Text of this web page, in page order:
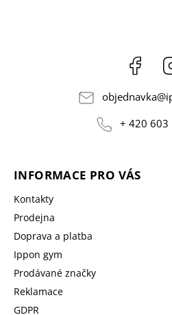
objednavka@
+ 420 603
INFORMACE PRO VÁS
Kontakty
Prodejna
Doprava a platba
Ippon gym
Prodávané značky
Reklamace
GDPR